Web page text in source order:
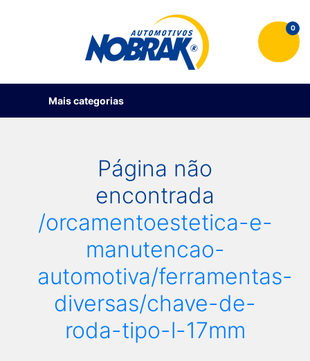
0
Mais categorias
Página não
encontrada
/orcamentoestetica-e-
manutencao-
automotiva/ferramentas-
diversas/chave-de-
roda-tipo-l-17mm